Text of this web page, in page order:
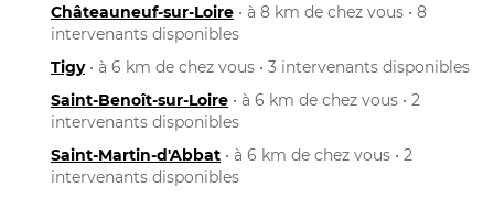
Châteauneuf-sur-Loire • à 8 km de chez vous • 8
intervenants disponibles
Tigy• à 6 km de chez vous • 3 intervenants disponibles
Saint-Benoît-sur-Loire • à 6 km de chez vous • 2
intervenants disponibles
Saint-Martin-d'Abbat • à 6 km de chez vous • 2
intervenants disponibles